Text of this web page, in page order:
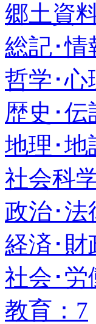
郷土資
総記･情
哲学･心
歴史･伝
地理･地
社会科
政治･法
経済･財
社会･労
教育：7